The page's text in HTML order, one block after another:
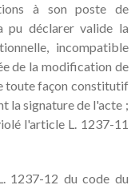
à son poste de
pu déclarer valide la
incompatible
de la modification de
toute façon constitutif
la signature de l'acte ;
l'article L. 1237-11
1237-12 du code du